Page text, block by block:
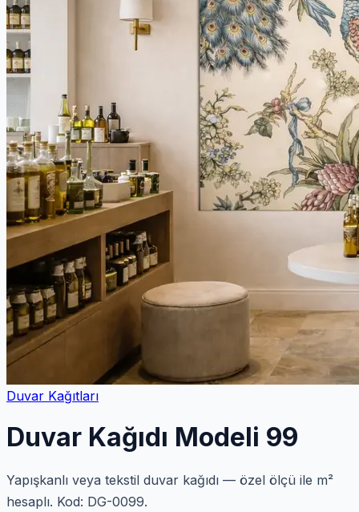
Duvar Kağıtları
Duvar Kağıdı Modeli 99
Yapışkanlı veya tekstil duvar kağıdı — özel ölçü ile m²
hesaplı. Kod: DG-0099.